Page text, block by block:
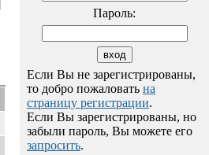
Пароль:
Если Вы не зарегистрированы,
то добро пожаловать на
страницу регистрации.
Если Вы зарегистрированы, но
забыли пароль, Вы можете его
запросить.